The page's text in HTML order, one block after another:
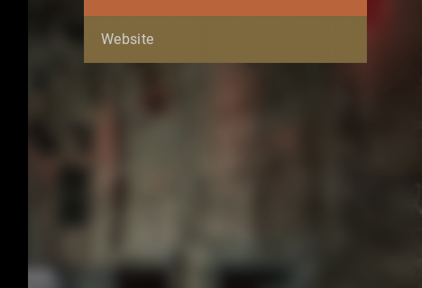
Website